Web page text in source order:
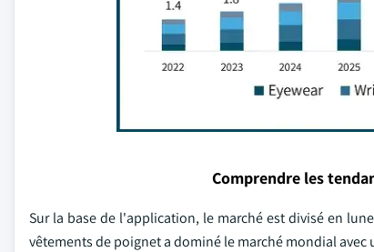
Comprendre les
Sur la base de l'application, le marché est divisé en
vêtements de poignet a dominé le marché mondial avec